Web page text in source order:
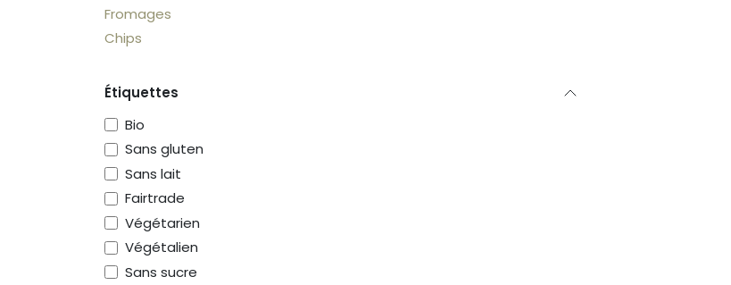
Fromages
Chips
Étiquettes
Bio
Sans gluten
Sans lait
Fairtrade
Végétarien
Végétalien
Sans sucre